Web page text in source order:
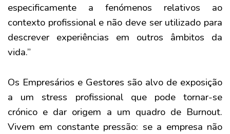
especificamente a fenómenos relativos ao
contexto profissional e não deve ser utilizado para
descrever experiências em outros âmbitos da
vida.”
Os Empresários e Gestores são alvo de exposição
a um stress profissional que pode tornar-se
crónico e dar origem a um quadro de Burnout.
Vivem em constante pressão: se a empresa não